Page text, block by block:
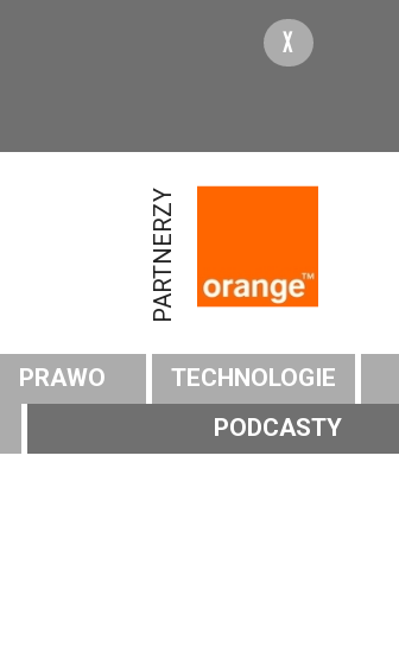
X
PARTNERZY
PRAWO TECHNOLOGIE
PODCASTY